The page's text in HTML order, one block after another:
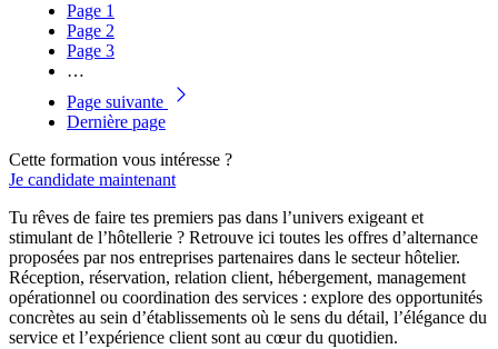
Page 1
Page 2
Page 3
…
Page suivante
Dernière page
Cette formation vous intéresse ?
Je candidate maintenant
Tu rêves de faire tes premiers pas dans l’univers exigeant et
stimulant de l’hôtellerie ? Retrouve ici toutes les offres d’alternance
proposées par nos entreprises partenaires dans le secteur hôtelier.
Réception, réservation, relation client, hébergement, management
opérationnel ou coordination des services : explore des opportunités
concrètes au sein d’établissements où le sens du détail, l’élégance du
service et l’expérience client sont au cœur du quotidien.